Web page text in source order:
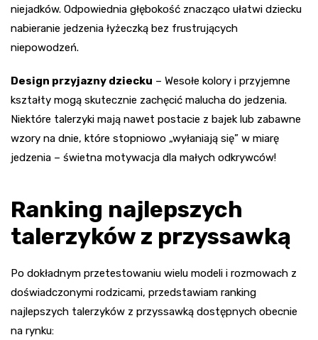
niejadków. Odpowiednia głębokość znacząco ułatwi dziecku
nabieranie jedzenia łyżeczką bez frustrujących
niepowodzeń.
Design przyjazny dziecku – Wesołe kolory i przyjemne
kształty mogą skutecznie zachęcić malucha do jedzenia.
Niektóre talerzyki mają nawet postacie z bajek lub zabawne
wzory na dnie, które stopniowo „wyłaniają się” w miarę
jedzenia – świetna motywacja dla małych odkrywców!
Ranking najlepszych
talerzyków z przyssawką
Po dokładnym przetestowaniu wielu modeli i rozmowach z
doświadczonymi rodzicami, przedstawiam ranking
najlepszych talerzyków z przyssawką dostępnych obecnie
na rynku: